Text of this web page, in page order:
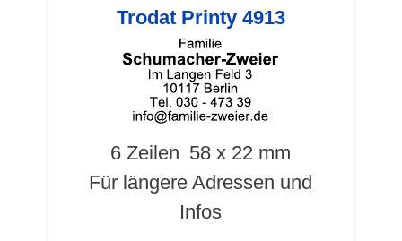
Trodat Printy 4913
6 Zeilen 58 x 22 mm
Für längere Adressen und
Infos